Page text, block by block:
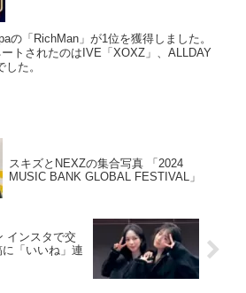
の「RichMan」が1位を獲得しました。
トされたのはIVE「XOXZ」、ALLDAY
た。
スキズとNEXZの集合写真 「2024
MUSIC BANK GLOBAL FESTIVAL」
インスタで交
「いいね」連